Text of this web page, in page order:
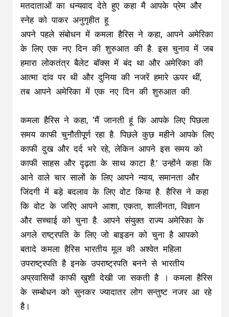
मतदाताओं का धन्यवाद देते हुए कहा मै आपके प्रेम और
स्नेह को पाकर अनुगृहीत हू
अपने पहले संबोधन में कमला हैरिस ने कहा, आपने अमेरिका
के लिए एक नए दिन की शुरुआत की है. इस चुनाव में जब
हमारा लोकतंत्र बैलेट बॉक्स में बंद था और अमेरिका की
आत्मा दांव पर थी और दुनिया की नजरें हमारे ऊपर थीं,
तब आपने अमेरिका में एक नए दिन की शुरुआत की.
कमला हैरिस ने कहा, ‘मैं जानती हूं कि आपके लिए पिछला
समय काफी चुनौतीपूर्ण रहा है. पिछले कुछ महीने आपके लिए
काफी दुख और दर्द भरे रहे, लेकिन आपने इस समय को
काफी साहस और दृढ़ता के साथ काटा है.’ उन्होंने कहा कि
आने वाले चार सालों के लिए आपने न्याय, समानता और
जिंदगी में बड़े बदलाव के लिए वोट किया है. हैरिस ने कहा
कि वोट के जरिए आपने आशा, एकता, शालीनता, विज्ञान
और सच्चाई को चुना है. आपने संयुक्त राज्य अमेरिका के
अगले राष्ट्रपति के लिए जो बाइडन को चुना है आपको
बतादे कमला हैरिस भारतीय मूल की अश्वेत महिला
उपराष्ट्रपति है इनके उपराष्ट्रपति बनने से भारतीय
अप्रवासियों काफी खुशी देखी जा सकती है । कमला हैरिस
के सम्बोधन को सुनकर ज्यादातर लोग सन्तुष्ट नजर आ रहे
है।